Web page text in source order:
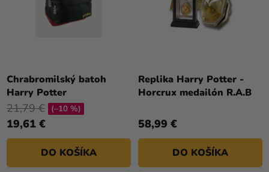
Chrabromilský batoh
Harry Potter
19,61 €
21,79 € (–10 %)
DO KOŠÍKA
Replika Harry Potter -
Horcrux medailón R.A.B
58,99 €
DO KOŠÍKA